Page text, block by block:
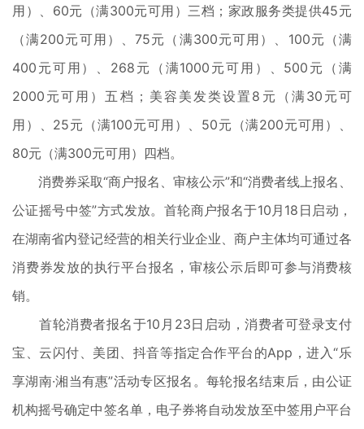
用）、60元（满300元可用）三档；家政服务类提供45元
（满200元可用）、75元（满300元可用）、100元（满
400元可用）、268元（满1000元可用）、500元（满
2000元可用）五档；美容美发类设置8元（满30元可
用）、25元（满100元可用）、50元（满200元可用）、
80元（满300元可用）四档。
消费券采取“商户报名、审核公示”和“消费者线上报名、
公证摇号中签”方式发放。首轮商户报名于10月18日启动，
在湖南省内登记经营的相关行业企业、商户主体均可通过各
消费券发放的执行平台报名，审核公示后即可参与消费核
销。
首轮消费者报名于10月23日启动，消费者可登录支付
宝、云闪付、美团、抖音等指定合作平台的App，进入“乐
享湖南·湘当有惠”活动专区报名。每轮报名结束后，由公证
机构摇号确定中签名单，电子券将自动发放至中签用户平台